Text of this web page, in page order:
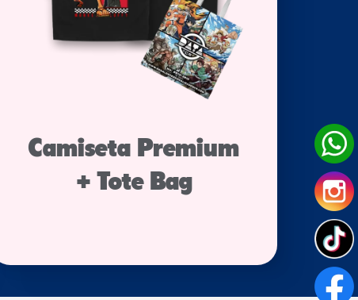
Camiseta Premium
+ Tote Bag